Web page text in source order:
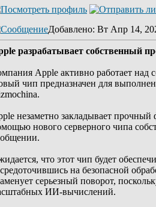
Добавлено: Вт Апр 14,
разрабатывает собственный
Apple активно работает над
чип предназначен для
незаметно закладывает прочный
нового серверного чипа
что этот чип будет
на безопасной
серьезный поворот,
ИИ-вычислений.